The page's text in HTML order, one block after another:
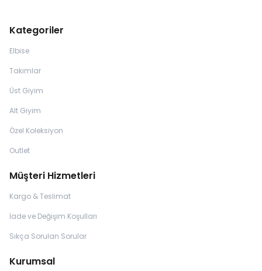
Kategoriler
Elbise
Takımlar
Üst Giyim
Alt Giyim
Özel Koleksiyon
Outlet
Müşteri Hizmetleri
Kargo & Teslimat
İade ve Değişim Koşulları
Sıkça Sorulan Sorular
Kurumsal